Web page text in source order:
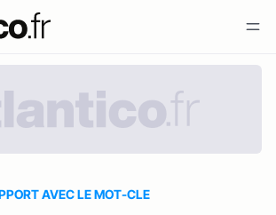
AVEC LE MOT-CLE